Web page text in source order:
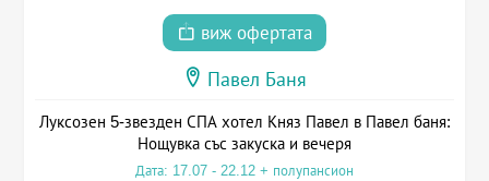
виж офертата
Павел Баня
Луксозен 5-звезден СПА хотел Княз Павел в Павел баня:
Нощувка със закуска и вечеря
Дата: 17.07 - 22.12 + полупансион